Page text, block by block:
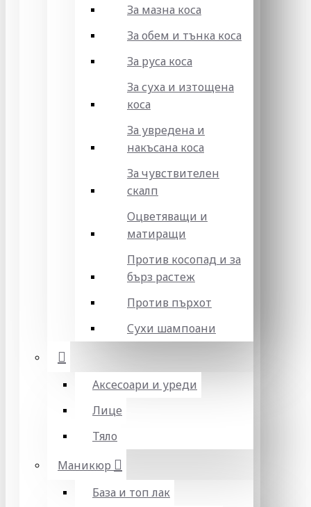
За мазна коса
За обем и тънка коса
За руса коса
За суха и изтощена
коса
За увредена и
накъсана коса
За чувствителен
скалп
Оцветяващи и
матиращи
Против косопад и за
бърз растеж
Против пърхот
Сухи шампоани
Аксесоари и уреди
Лице
Тяло
Маникюр
База и топ лак